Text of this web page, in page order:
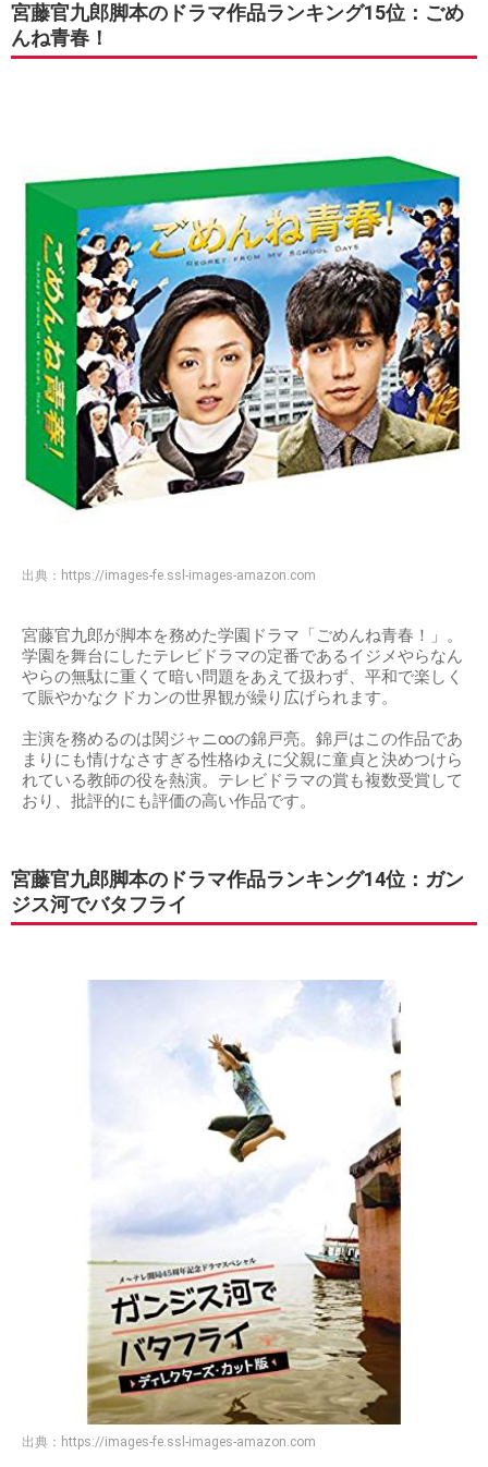
宮藤官九郎脚本のドラマ作品ランキング15位：ごめ
んね青春！
出典： https://images-fe.ssl-images-amazon.com
宮藤官九郎が脚本を務めた学園ドラマ「ごめんね青春！」。
学園を舞台にしたテレビドラマの定番であるイジメやらなん
やらの無駄に重くて暗い問題をあえて扱わず、平和で楽しく
て賑やかなクドカンの世界観が繰り広げられます。
主演を務めるのは関ジャニ∞の錦戸亮。錦戸はこの作品であ
まりにも情けなさすぎる性格ゆえに父親に童貞と決めつけら
れている教師の役を熱演。テレビドラマの賞も複数受賞して
おり、批評的にも評価の高い作品です。
宮藤官九郎脚本のドラマ作品ランキング14位：ガン
ジス河でバタフライ
出典： https://images-fe.ssl-images-amazon.com